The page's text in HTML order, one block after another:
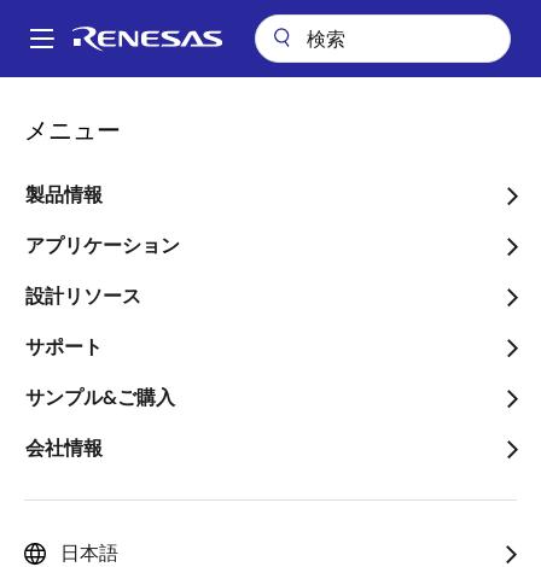
ン
Main
メニュー
製品情報
アプリケーション
設計リソース
サポート
サンプル&ご購入
会社情報
日本語
パ
ン
く
ず
「福島県沖地震」による当社事業活動への影響について（第二報）
「福島県沖地震」による当
社事業活動への影響につい
て（第二報）
よる当社事業活動への影響について以下のとおり第二